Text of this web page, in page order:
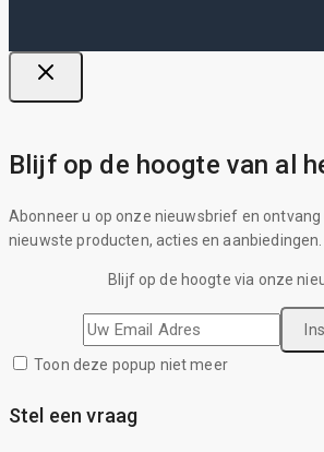
Blijf op de hoogte van al
Abonneer u op onze nieuwsbrief en ontvang
nieuwste producten, acties en aanbiedingen.
Blijf op de hoogte via onze
Toon deze popup niet meer
Stel een vraag